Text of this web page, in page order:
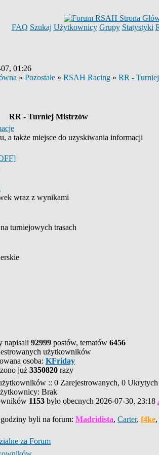
FAQ Szukaj Użytkownicy Grupy Statystyki
01:26
» Pozostałe » RSAH Racing » RR - Turniej
RR - Turniej Mistrzów
a także miejsce do uzyskiwania informacji
wraz z wynikami
turniejowych trasach
napisali 92999 postów, tematów 6456
użytkowników
osoba: KFriday
już 3350820 razy
:: 0 Zarejestrowanych, 0
Brak
1153 było obecnych 2026-07-30, 23:18
byli na forum: Madridista, Carter, f4ke,
za Forum